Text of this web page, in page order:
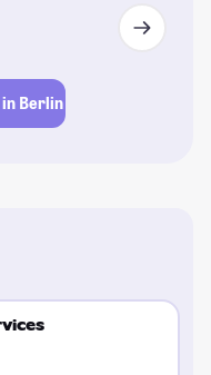
Berlin